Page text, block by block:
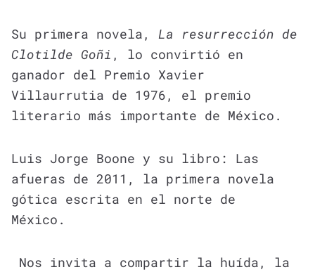
Su primera novela, La resurrección de
Clotilde Goñi , lo convirtió en
ganador del Premio Xavier
Villaurrutia de 1976, el premio
literario más importante de México.
Luis Jorge Boone y su libro: Las
afueras de 2011, la primera novela
gótica escrita en el norte de
México.
Nos invita a compartir la huída, la